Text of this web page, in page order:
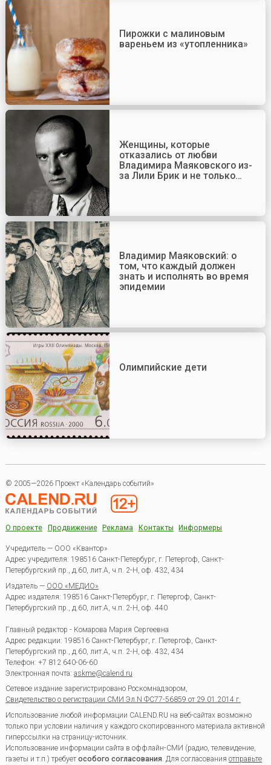
Пирожки с малиновым
вареньем из «утопленника»
Женщины, которые
отказались от любви
Владимира Маяковского из-
за Лили Брик и не только…
Владимир Маяковский: о
том, что каждый должен
знать и исполнять во время
эпидемии
Олимпийские дети
© 2005—2026 Проект «Календарь событий»
О проекте Продвижение Реклама Контакты Информеры
Учредитель — ООО «Квантор»
Адрес учредителя: 198516 Санкт-Петербург, г. Петергоф, Санкт-
Петербургский пр., д.60, лит.А, ч.п. 2-Н, оф. 432, 434
Издатель — ООО «МЕДИО»
Адрес издателя: 198516 Санкт-Петербург, г. Петергоф, Санкт-
Петербургский пр., д.60, лит.А, ч.п. 2-Н, оф. 440
Главный редактор - Комарова Мария Сергеевна
Адрес редакции: 198516 Санкт-Петербург, г. Петергоф Санкт-
Петербургский пр., д.60, лит.А, ч.п. 2-Н, оф. 432, 434
Телефон: +7 812 640-06-60
Электронная почта: askme@calend.ru
Сетевое издание зарегистрировано Роскомнадзором,
Свидетельство о регистрации СМИ Эл.N ФС77-56859 от 29.01.2014 г.
Использование любой информации CALEND.RU на веб-сайтах возможно
только при условии наличия у каждого скопированного материала активной
гиперссылки на страницу-источник.
Использование информации сайта в оффлайн-СМИ (радио, телевидение,
газеты и т.п.) требуетособого согласования. Для согласования отправьте